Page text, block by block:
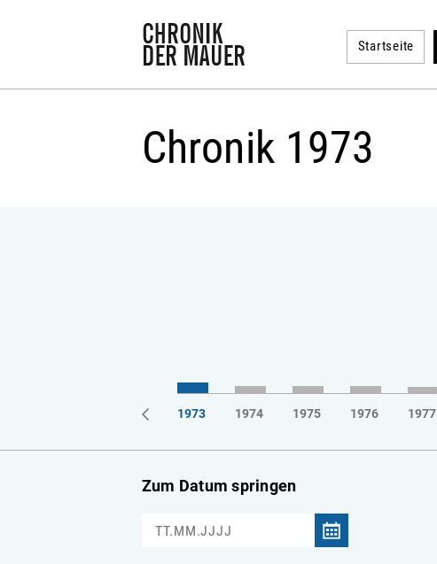
Startseite
Chronik 1973
1972 1973 1974 1975 1976 1977
Zum Datum springen